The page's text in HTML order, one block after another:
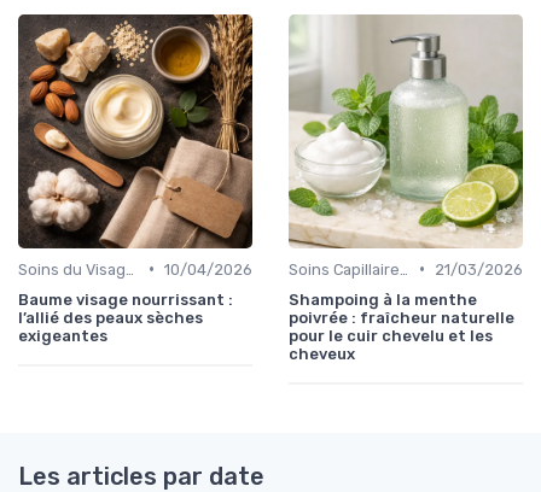
• 10/04/2026
Baume visage nourrissant :
l’allié des peaux sèches
exigeantes
•
21/03/2026
Shampoing à la menthe
poivrée : fraîcheur naturelle
pour le cuir chevelu et les
cheveux
Les articles par date